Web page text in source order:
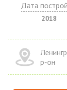
Дата
2018
р-он